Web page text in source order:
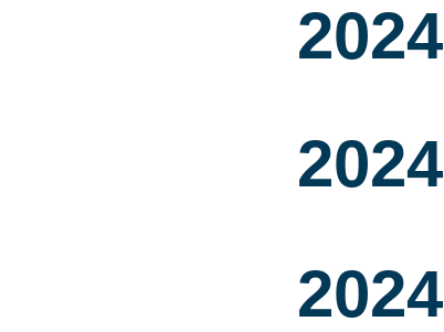
2024
2024
2024